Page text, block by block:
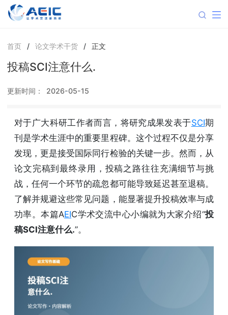
首页 / 论文学术干货 / 正文
投稿SCI注意什么.
更新时间： 2026-05-15
对于广大科研工作者而言，将研究成果发表于SCI期
刊是学术生涯中的重要里程碑。这个过程不仅是分享
发现，更是接受国际同行检验的关键一步。然而，从
论文完稿到最终录用，投稿之路往往充满细节与挑
战，任何一个环节的疏忽都可能导致延迟甚至退稿。
了解并规避这些常见问题，能显著提升投稿效率与成
功率。本篇AEIC学术交流中心小编就为大家介绍“投
稿SCI注意什么.”。